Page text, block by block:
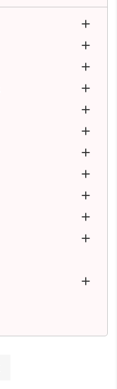











